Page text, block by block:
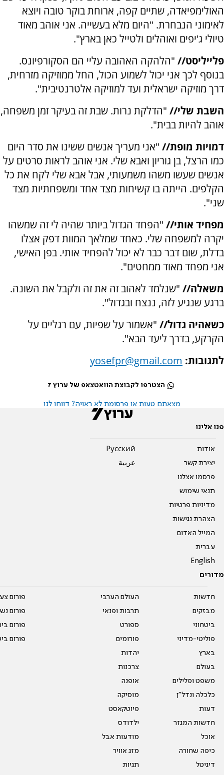
האולימפיאדה, שתיים קפה, ארוחת בוקר טובה ויוצא
לאימוני הנבחרת. "היום מלא בעשייה. אני אוהב מאוד
טיולי ג'יפים ואוהלים ולטייל כאן בארץ".
פלייליסט// "הלהקה האהובה עליי הם הסקורפיונס.
בנוסף לכך אני יכול לשמוע הכול, החל ממוזיקה מזרחית,
דרך מוזיקה ישראלית ועד למוזיקה אלטרנטיבית".
השבת שלי// "הדלקת נרות. שבת זה בעיקר זמן משפחה,
אוהב להיות בבית".
דמויות מופת// "אני מעריך אנשים ששינו את סדר היום
כמו הרצל, בן גוריון ואבא שלי. אני אוהב לראות סרטים על
אנשים שעשו משהו משמעותי, אבל אבא שלי לקח את כל
הקלפים. הייתה בו קשיחות מצד אחד ומשפחתיות מצד
שני".
מפחיד אותי// "הפחד הגדול ביותר שהיה לי זה שמשהו
יקרה למשפחה שלי. כאחד שמלאך המוות דפק אצלו
בדלת, שום דבר כבר לא יכול להפחיד אותי. בפן האישי,
אני מפחד מאוד ממחטים".
משאלה// "שנלמד לאהוב זה את זה ולקבל את השונה.
ברגע שנגיע לזה, ננצח ובגדול".
כשאהיה גדול// "אשמור על שפיות, עם רגליים על
הקרקע, בדרך ליעד הבא".
לתגובות: yosefpr@gmail.com
הצטרפו לקבוצת הוואטצאפ של ערוץ 7
מצאתם טעות או פרסומת לא ראויה? דווחו לנו
פנו אלינו
אודות
יצירת קשר
פרסמו אצלנו
תנאי שימוש
מדיניות פרטיות
הצהרת נגישות
המייל האדום
עברית
English
Pусский
عربية
מדורים
חדשות
מבזקים
ביטחוני
פוליטי-מדיני
בארץ
בעולם
משפט ופלילים
כלכלה ונדל"ן
דעות
חדשות המגזר
אוכל
כיפה שחורה
דיגיטל
העולם הערבי
תרבות ופנאי
ספורט
פורומים
יהדות
צרכנות
אופנה
מוסיקה
פיוטקאסט
ילדודס
מודעות אבל
מזג אוויר
תגיות
פורום
פורום
פורום
פורום